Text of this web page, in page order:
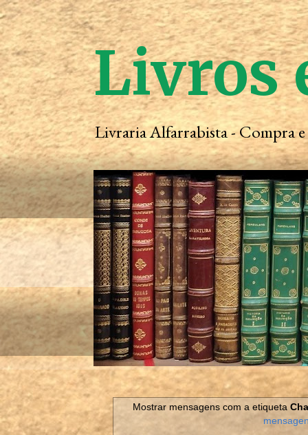
Livros
Livraria Alfarrabista - Compra
Mostrar mensagens com a etiqueta